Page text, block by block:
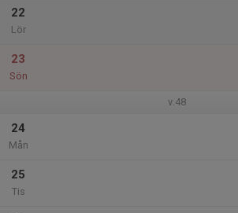
22
Lör
23
Sön
v.48
24
Mån
25
Tis